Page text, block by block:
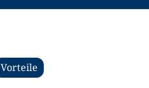
Vorteile